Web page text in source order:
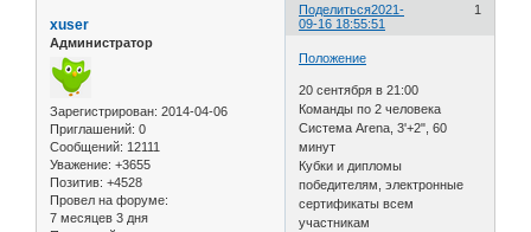
Поделиться 1
2021-
09-16 18:55:51
xuser
Администратор
Зарегистрирован: 2014-04-06
Приглашений: 0
Сообщений: 12111
Уважение: +3655
Позитив: +4528
Провел на форуме:
7 месяцев 3 дня
Положение
20 сентября в 21:00
Команды по 2 человека
Система Arena, 3'+2", 60
минут
Кубки и дипломы
победителям, электронные
сертификаты всем
участникам